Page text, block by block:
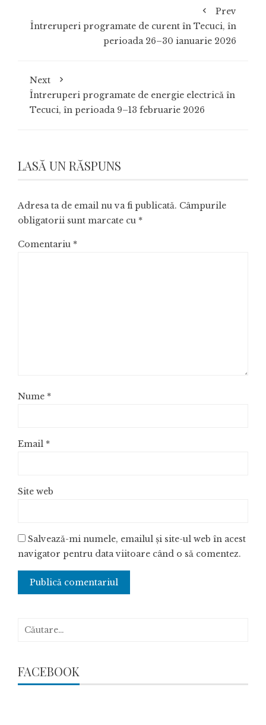
Prev
Întreruperi programate de curent în Tecuci, în
perioada 26–30 ianuarie 2026
Next
Întreruperi programate de energie electrică în
Tecuci, în perioada 9–13 februarie 2026
LASĂ UN RĂSPUNS
Adresa ta de email nu va fi publicată. Câmpurile
obligatorii sunt marcate cu *
Comentariu *
Nume *
Email *
Site web
Salvează-mi numele, emailul și site-ul web în acest
navigator pentru data viitoare când o să comentez.
Caută
FACEBOOK